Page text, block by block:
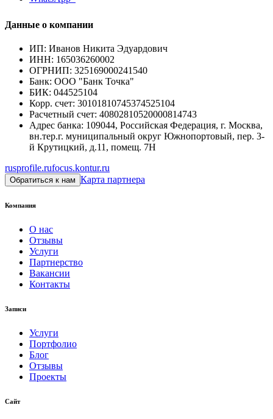
Данные о компании
ИП: Иванов Никита Эдуардович
ИНН: 165036260002
ОГРНИП: 325169000241540
Банк: ООО "Банк Точка"
БИК: 044525104
Корр. счет: 30101810745374525104
Расчетный счет: 40802810520000814743
Адрес банка: 109044, Российская Федерация, г. Москва,
вн.тер.г. муниципальный округ Южнопортовый, пер. 3-
й Крутицкий, д.11, помещ. 7Н
rusprofile.rufocus.kontur.ru
Обратиться к нам Карта партнера
Компания
О нас
Отзывы
Услуги
Партнерство
Вакансии
Контакты
Записи
Услуги
Портфолио
Блог
Отзывы
Проекты
Сайт